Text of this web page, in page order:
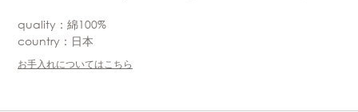
quality：綿100%
country：日本
お手入れについてはこちら